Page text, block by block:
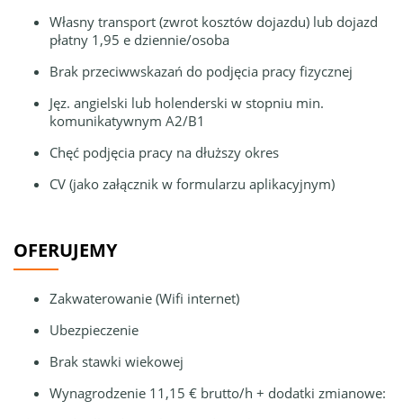
Własny transport (zwrot kosztów dojazdu) lub dojazd
płatny 1,95 e dziennie/osoba
Brak przeciwwskazań do podjęcia pracy fizycznej
Jęz. angielski lub holenderski w stopniu min.
komunikatywnym A2/B1
Chęć podjęcia pracy na dłuższy okres
CV (jako załącznik w formularzu aplikacyjnym)
OFERUJEMY
Zakwaterowanie (Wifi internet)
Ubezpieczenie
Brak stawki wiekowej
Wynagrodzenie 11,15 € brutto/h + dodatki zmianowe: